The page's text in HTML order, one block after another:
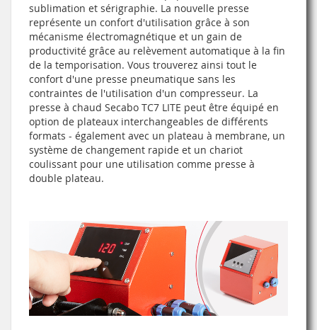
sublimation et sérigraphie. La nouvelle presse
représente un confort d'utilisation grâce à son
mécanisme électromagnétique et un gain de
productivité grâce au relèvement automatique à la fin
de la temporisation. Vous trouverez ainsi tout le
confort d'une presse pneumatique sans les
contraintes de l'utilisation d'un compresseur. La
presse à chaud Secabo TC7 LITE peut être équipé en
option de plateaux interchangeables de différents
formats - également avec un plateau à membrane, un
système de changement rapide et un chariot
coulissant pour une utilisation comme presse à
double plateau.